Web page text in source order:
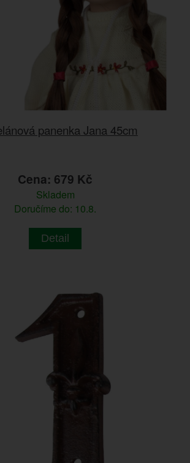
panenka Jana 45cm
Cena: 679 Kč
Skladem
Doručíme do: 10.8.
Detail